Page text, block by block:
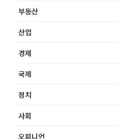
부동산
산업
경제
국제
정치
사회
오피니언